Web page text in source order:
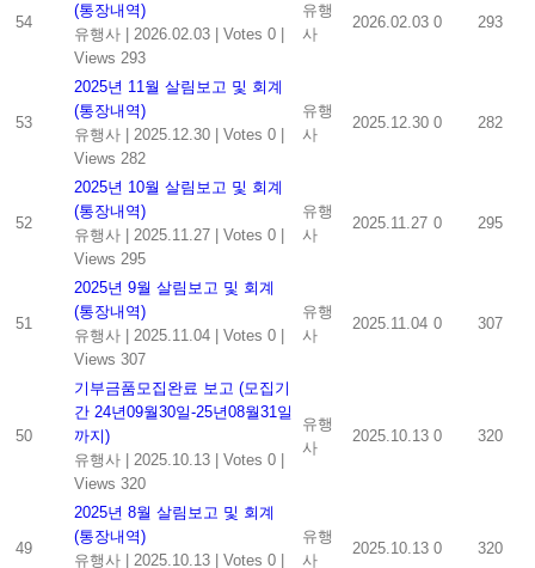
54
(통장내역)
유행사
2026.02.03 Votes 0
Views 293
유행
사
2026.02.03 0 293
53
2025년 11월 살림보고 및 회계
(통장내역)
유행사
2025.12.30 Votes 0
Views 282
유행
사
2025.12.30 0 282
52
2025년 10월 살림보고 및 회계
(통장내역)
유행사
2025.11.27 Votes 0
Views 295
유행
사
2025.11.27 0 295
51
2025년 9월 살림보고 및 회계
(통장내역)
유행사
2025.11.04 Votes 0
Views 307
유행
사
2025.11.04 0 307
50
기부금품모집완료 보고 (모집기
간 24년09월30일-25년08월31일
까지)
유행사
2025.10.13 Votes 0
Views 320
유행
사
2025.10.13 0 320
49
2025년 8월 살림보고 및 회계
(통장내역)
유행사
2025.10.13 Votes 0
유행
사
2025.10.13 0 320